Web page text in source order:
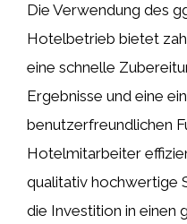
Die Verwendung des
Hotelbetrieb bietet
eine schnelle
Ergebnisse und eine
benutzerfreundlichen
Hotelmitarbeiter
qualitativ hochwertige
die Investition in einen